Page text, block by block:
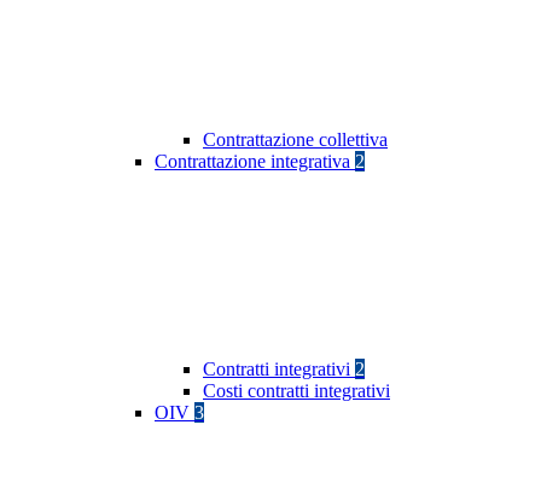
Contrattazione collettiva
Contrattazione integrativa 2
Contratti integrativi 2
Costi contratti integrativi
OIV 3